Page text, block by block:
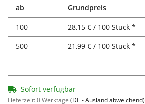
ab Grundpreis
100
28,15 € / 100 Stück *
500
21,99 € / 100 Stück *
Sofort verfügbar
Lieferzeit:0 Werktage (DE - Ausland abweichend)